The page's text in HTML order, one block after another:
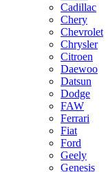
Cadillac
Chery
Chevrolet
Chrysler
Citroen
Daewoo
Datsun
Dodge
FAW
Ferrari
Fiat
Ford
Geely
Genesis